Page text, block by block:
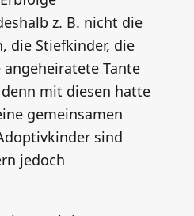
z. B. nicht die
die Stiefkinder, die
Tante
mit diesen hatte
gemeinsamen
sind
jedoch